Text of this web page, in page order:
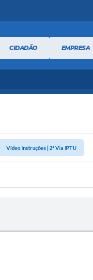
CIDADÃO EMPRESA
Vídeo Instruções | 2ª Via IPTU